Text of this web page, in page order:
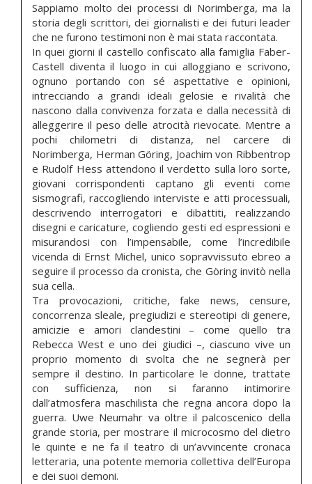
Sappiamo molto dei processi di Norimberga, ma la
storia degli scrittori, dei giornalisti e dei futuri leader
che ne furono testimoni non è mai stata raccontata.
In quei giorni il castello confiscato alla famiglia Faber-
Castell diventa il luogo in cui alloggiano e scrivono,
ognuno portando con sé aspettative e opinioni,
intrecciando a grandi ideali gelosie e rivalità che
nascono dalla convivenza forzata e dalla necessità di
alleggerire il peso delle atrocità rievocate. Mentre a
pochi chilometri di distanza, nel carcere di
Norimberga, Herman Göring, Joachim von Ribbentrop
e Rudolf Hess attendono il verdetto sulla loro sorte,
giovani corrispondenti captano gli eventi come
sismografi, raccogliendo interviste e atti processuali,
descrivendo interrogatori e dibattiti, realizzando
disegni e caricature, cogliendo gesti ed espressioni e
misurandosi con l’impensabile, come l’incredibile
vicenda di Ernst Michel, unico sopravvissuto ebreo a
seguire il processo da cronista, che Göring invitò nella
sua cella.
Tra provocazioni, critiche, fake news, censure,
concorrenza sleale, pregiudizi e stereotipi di genere,
amicizie e amori clandestini – come quello tra
Rebecca West e uno dei giudici –, ciascuno vive un
proprio momento di svolta che ne segnerà per
sempre il destino. In particolare le donne, trattate
con sufficienza, non si faranno intimorire
dall’atmosfera maschilista che regna ancora dopo la
guerra. Uwe Neumahr va oltre il palcoscenico della
grande storia, per mostrare il microcosmo del dietro
le quinte e ne fa il teatro di un’avvincente cronaca
letteraria, una potente memoria collettiva dell’Europa
e dei suoi demoni.